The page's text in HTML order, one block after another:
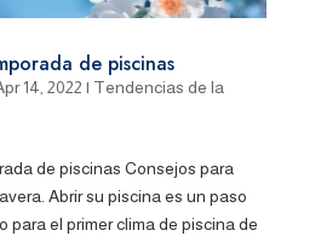
de piscinas
14, 2022 | Tendencias de la
de piscinas Consejos para
Abrir su piscina es un paso
para el primer clima de piscina de